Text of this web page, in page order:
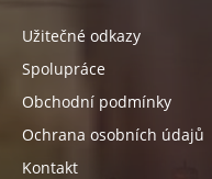
Užitečné odkazy
Spolupráce
Obchodní podmínky
Ochrana osobních údajů
Kontakt